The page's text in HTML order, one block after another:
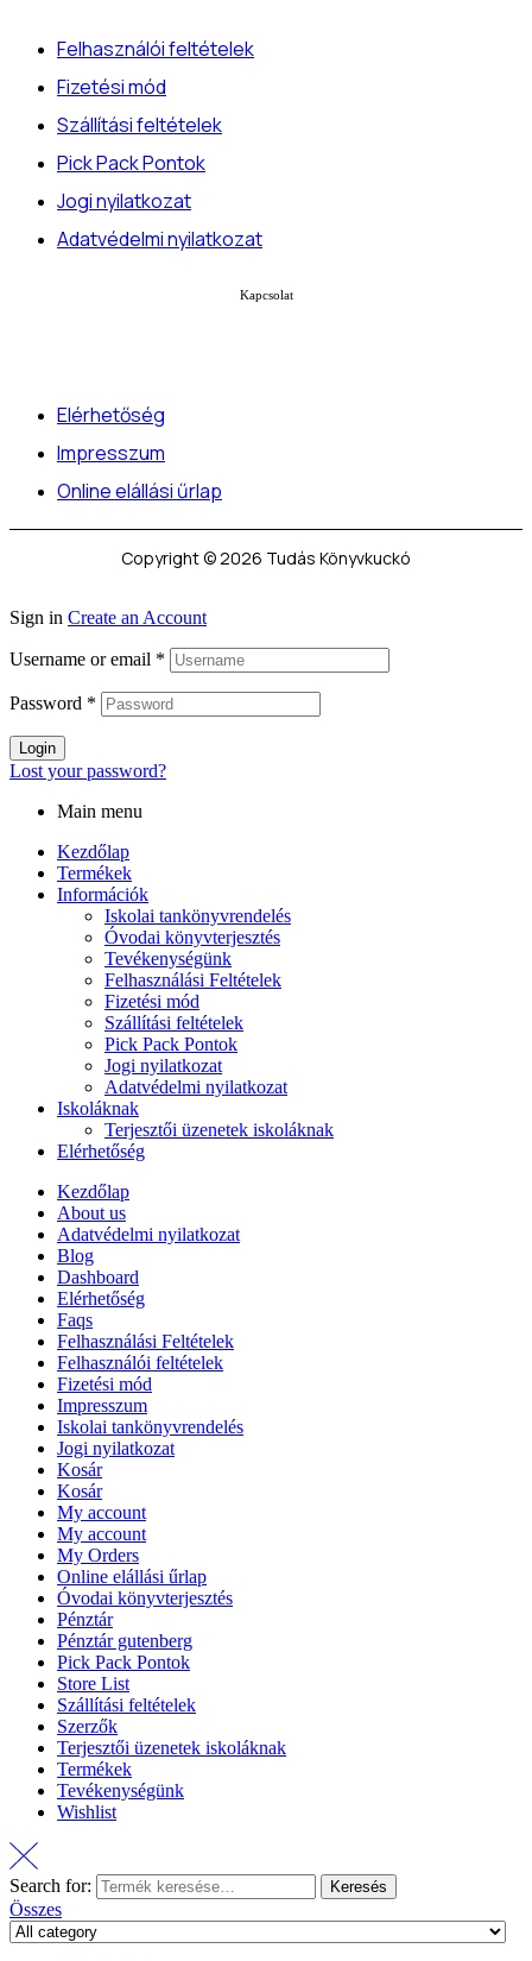
Felhasználói feltételek
Fizetési mód
Szállítási feltételek
Pick Pack Pontok
Jogi nyilatkozat
Adatvédelmi nyilatkozat
Kapcsolat
Elérhetőség
Impresszum
Online elállási űrlap
Copyright © 2026 Tudás Könyvkuckó
Sign in Create an Account
Username or email *
Password *
Login
Lost your password?
Main menu
Kezdőlap
Termékek
Információk
Iskolai tankönyvrendelés
Óvodai könyvterjesztés
Tevékenységünk
Felhasználási Feltételek
Fizetési mód
Szállítási feltételek
Pick Pack Pontok
Jogi nyilatkozat
Adatvédelmi nyilatkozat
Iskoláknak
Terjesztői üzenetek iskoláknak
Elérhetőség
Kezdőlap
About us
Adatvédelmi nyilatkozat
Blog
Dashboard
Elérhetőség
Faqs
Felhasználási Feltételek
Felhasználói feltételek
Fizetési mód
Impresszum
Iskolai tankönyvrendelés
Jogi nyilatkozat
Kosár
Kosár
My account
My account
My Orders
Online elállási űrlap
Óvodai könyvterjesztés
Pénztár
Pénztár gutenberg
Pick Pack Pontok
Store List
Szállítási feltételek
Szerzők
Terjesztői üzenetek iskoláknak
Termékek
Tevékenységünk
Wishlist
Search for: Keresés
Összes